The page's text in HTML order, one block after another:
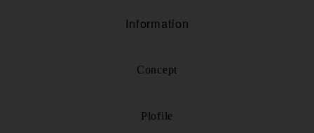
Information
Concept
Plofile